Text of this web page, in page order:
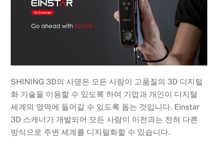
SHINING 3D의 사명은 모든 사람이 고품질의 3D 디지털
화 기술을 이용할 수 있도록 하여 기업과 개인이 디지털
세계의 영역에 들어갈 수 있도록 돕는 것입니다. Einstar
3D 스캐너가 개발되어 모든 사람이 이전과는 전혀 다른
방식으로 주변 세계를 디지털화할 수 있습니다.